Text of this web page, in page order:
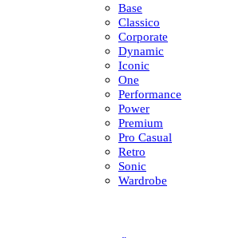
Base
Classico
Corporate
Dynamic
Iconic
One
Performance
Power
Premium
Pro Casual
Retro
Sonic
Wardrobe